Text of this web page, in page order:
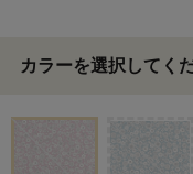
カラーを選択してく